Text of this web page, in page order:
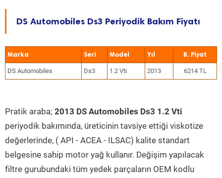
DS Automobiles Ds3 Periyodik Bakım Fiyatı
Marka Seri Model Yıl
DS Automobiles Ds3 1.2 Vti 2013 6214 TL
Pratik araba; 2013 DS Automobiles Ds3 1.2 Vti
periyodik bakımında, üreticinin tavsiye ettiği viskotize
değerlerinde, ( API - ACEA - ILSAC) kalite standart
belgesine sahip motor yağ kullanır. Değişim yapılacak
filtre gurubundaki tüm yedek parçaların OEM kodlu